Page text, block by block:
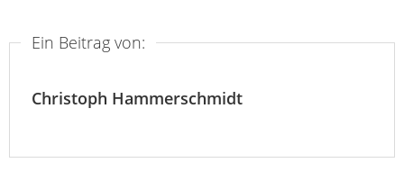
Ein Beitrag von:
Christoph Hammerschmidt